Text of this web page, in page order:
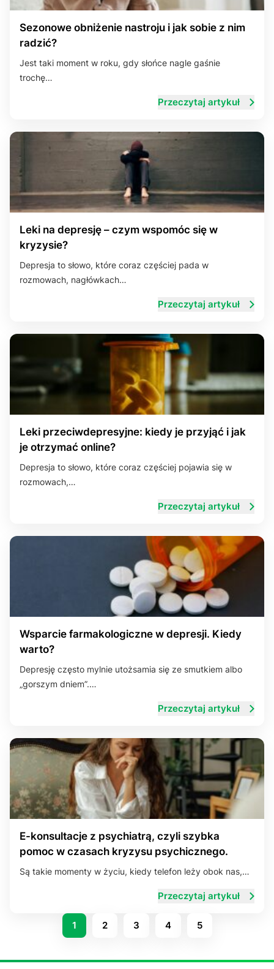
Sezonowe obniżenie nastroju i jak sobie z nim
radzić?
Jest taki moment w roku, gdy słońce nagle gaśnie
trochę…
Przeczytaj artykuł
Leki na depresję – czym wspomóc się w
kryzysie?
Depresja to słowo, które coraz częściej pada w
rozmowach, nagłówkach…
Przeczytaj artykuł
Leki przeciwdepresyjne: kiedy je przyjąć i jak
je otrzymać online?
Depresja to słowo, które coraz częściej pojawia się w
rozmowach,…
Przeczytaj artykuł
Wsparcie farmakologiczne w depresji. Kiedy
warto?
Depresję często mylnie utożsamia się ze smutkiem albo
„gorszym dniem”.…
Przeczytaj artykuł
E-konsultacje z psychiatrą, czyli szybka
pomoc w czasach kryzysu psychicznego.
Są takie momenty w życiu, kiedy telefon leży obok nas,…
Przeczytaj artykuł
1 2 3 4 5